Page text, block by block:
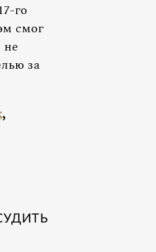
го
смог
не
за
,